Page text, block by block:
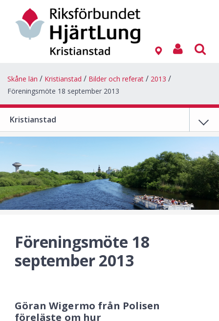
Skåne län Kristianstad Bilder och referat
2013
Föreningsmöte 18 september 2013
Kristianstad
Föreningsmöte 18
september 2013
Göran Wigermo från Polisen
föreläste om hur